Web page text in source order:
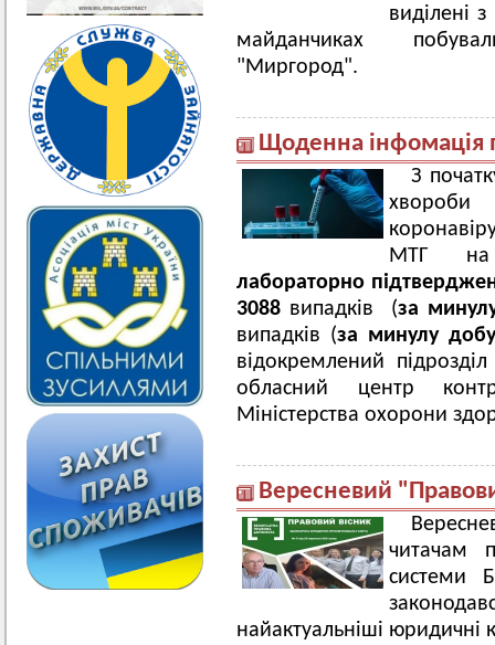
виділені
майданчиках побували
"Миргород".
Щоденна інфомація
З
МТГ на
лабораторно
3088 випадків (за
випадків (за минулу
відокремлений
обласний центр
Міністерства охорони
Вересневий
читачам
системи
найактуальніші